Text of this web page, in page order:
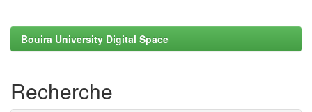
Bouira University Digital Space
Recherche